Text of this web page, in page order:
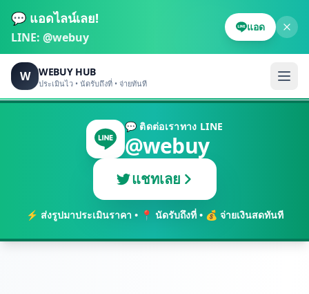
💬 แอดไลน์เลย!
LINE: @webuy
แอด
W WEBUY HUB
ประเมินไว • นัดรับถึงที่ • จ่ายทันที
💬 ติดต่อเราทาง LINE
@webuy
แชทเลย
⚡ ส่งรูปมาประเมินราคา • 📍 นัดรับถึงที่ • 💰 จ่ายเงินสดทันที